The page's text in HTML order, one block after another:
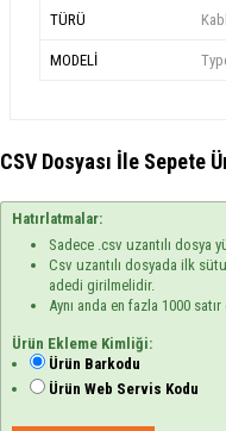
TÜRÜ
MODELİ
CSV Dosyası İle Sepete
Hatırlatmalar:
Sadece .csv uzantılı dosya
Csv uzantılı dosyada ilk
adedi girilmelidir.
Aynı anda en fazla 1000
Ürün Ekleme Kimliği:
Ürün Barkodu
Ürün Web Servis Kodu